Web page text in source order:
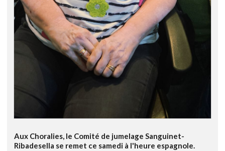
Aux Choralies, le Comité de jumelage Sanguinet-
Ribadesella se remet ce samedi à l'heure espagnole.